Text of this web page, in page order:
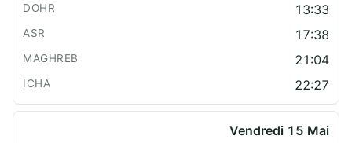
13:33
17:38
21:04
22:27
Vendredi 15 Mai